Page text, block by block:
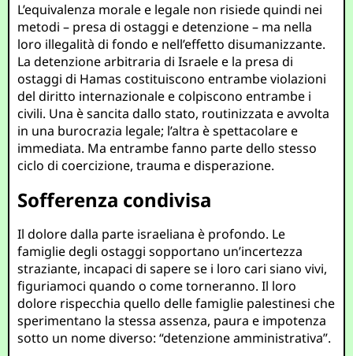
L’equivalenza morale e legale non risiede quindi nei
metodi – presa di ostaggi e detenzione – ma nella
loro illegalità di fondo e nell’effetto disumanizzante.
La detenzione arbitraria di Israele e la presa di
ostaggi di Hamas costituiscono entrambe violazioni
del diritto internazionale e colpiscono entrambe i
civili. Una è sancita dallo stato, routinizzata e avvolta
in una burocrazia legale; l’altra è spettacolare e
immediata. Ma entrambe fanno parte dello stesso
ciclo di coercizione, trauma e disperazione.
Sofferenza condivisa
Il dolore dalla parte israeliana è profondo. Le
famiglie degli ostaggi sopportano un’incertezza
straziante, incapaci di sapere se i loro cari siano vivi,
figuriamoci quando o come torneranno. Il loro
dolore rispecchia quello delle famiglie palestinesi che
sperimentano la stessa assenza, paura e impotenza
sotto un nome diverso: “detenzione amministrativa”.